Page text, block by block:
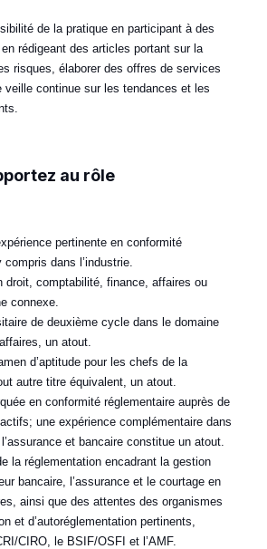
de la pratique en participant à des
rédigeant des articles portant sur la
risques, élaborer des offres de services
veille continue sur les tendances et les
au rôle
pertinente en conformité
dans l’industrie.
droit, comptabilité, finance, affaires ou
connexe.
de deuxième cycle dans le domaine
un atout.
d’aptitude pour les chefs de la
autre titre équivalent, un atout.
en conformité réglementaire auprès de
une expérience complémentaire dans
et bancaire constitue un atout.
la réglementation encadrant la gestion
bancaire, l’assurance et le courtage en
ainsi que des attentes des organismes
et d’autoréglementation pertinents,
CIRO, le BSIF/OSFI et l’AMF.